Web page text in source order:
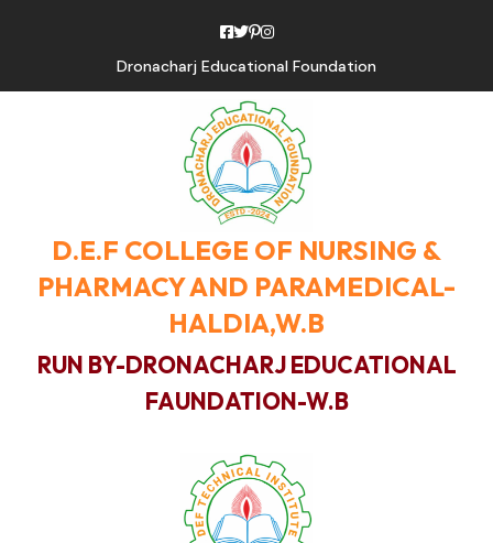
Dronacharj Educational Foundation
D.E.F COLLEGE OF NURSING &
PHARMACY AND PARAMEDICAL-
HALDIA,W.B
RUN BY-DRONACHARJ EDUCATIONAL
FAUNDATION-W.B